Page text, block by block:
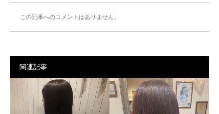
この記事へのコメントはありません。
関連記事